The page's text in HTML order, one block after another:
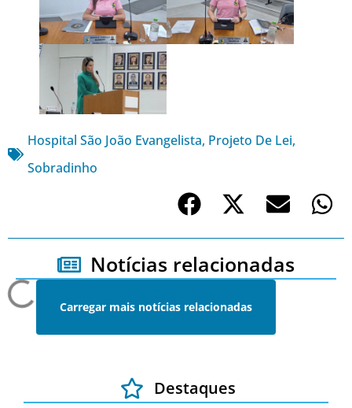
Hospital São João Evangelista, Projeto De Lei,
Sobradinho
Notícias relacionadas
Carregar mais notícias relacionadas
Destaques